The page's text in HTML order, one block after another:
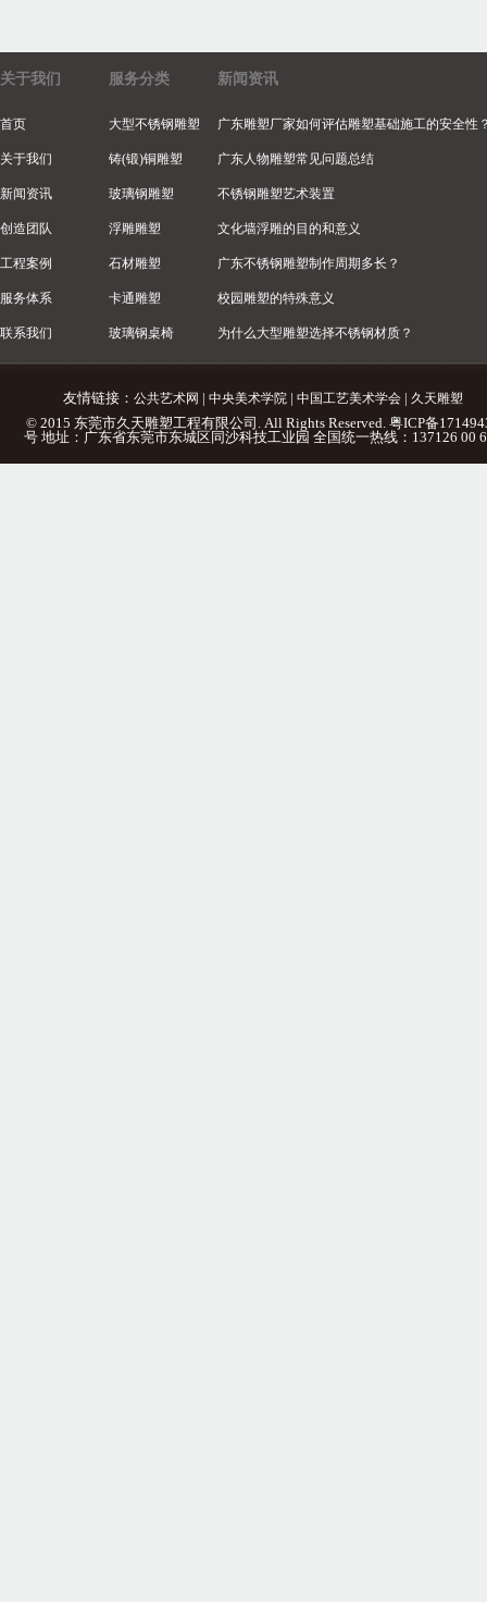
关于我们
首页
关于我们
新闻资讯
创造团队
工程案例
服务体系
联系我们
服务分类
大型不锈钢雕塑
铸(锻)铜雕塑
玻璃钢雕塑
浮雕雕塑
石材雕塑
卡通雕塑
玻璃钢桌椅
新闻资讯
广东雕塑厂家如何评估雕塑基础施工的安全性
广东人物雕塑常见问题总结
不锈钢雕塑艺术装置
文化墙浮雕的目的和意义
广东不锈钢雕塑制作周期多长？
校园雕塑的特殊意义
为什么大型雕塑选择不锈钢材质？
友情链接： 公共艺术网 | 中央美术学院 | 中国工艺美术学会 | 久天雕塑
© 2015 东莞市久天雕塑工程有限公司. All Rights Reserved. 粤ICP备
号 地址：广东省东莞市东城区同沙科技工业园 全国统一热线：137126 00